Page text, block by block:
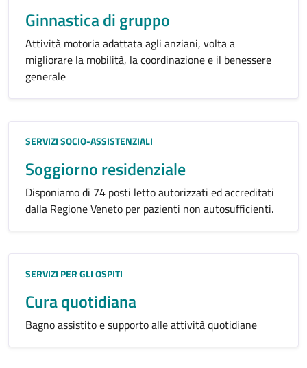
Ginnastica di gruppo
Attività motoria adattata agli anziani, volta a
migliorare la mobilità, la coordinazione e il benessere
generale
Categoria:
SERVIZI SOCIO-ASSISTENZIALI
Soggiorno residenziale
Disponiamo di 74 posti letto autorizzati ed accreditati
dalla Regione Veneto per pazienti non autosufficienti.
Categoria:
SERVIZI PER GLI OSPITI
Cura quotidiana
Bagno assistito e supporto alle attività quotidiane